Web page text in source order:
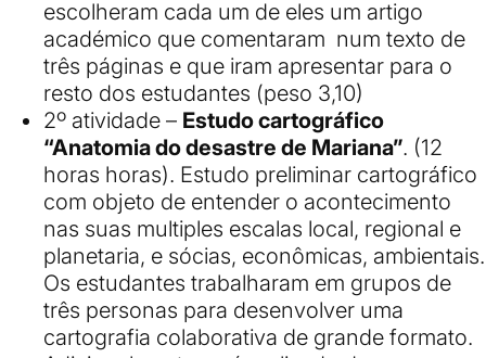
escolheram cada um de eles um artigo
académico que comentaram num texto de
três páginas e que iram apresentar para o
resto dos estudantes (peso 3,10)
2º atividade – Estudo cartográfico
“Anatomia do desastre de Mariana”. (12
horas horas). Estudo preliminar cartográfico
com objeto de entender o acontecimento
nas suas multiples escalas local, regional e
planetaria, e sócias, econômicas, ambientais.
Os estudantes trabalharam em grupos de
três personas para desenvolver uma
cartografia colaborativa de grande formato.